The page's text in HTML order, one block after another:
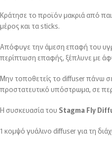
Κράτησε το προϊόν μακριά από
μέρος και τα sticks.
Απόφυγε την άμεση επαφή του
περίπτωση επαφής, ξέπλυνε με
Μην τοποθετείς το diffuser πάνω
προστατευτικό υπόστρωμα, σε
Η συσκευασία του Stagma Fly
1 κομψό γυάλινο diffuser για τη